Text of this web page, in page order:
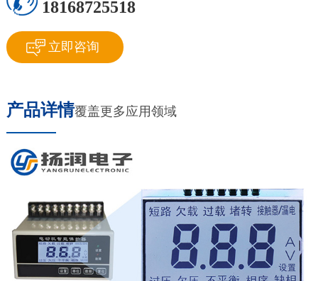
18168725518
立即咨询
产品详情覆盖更多应用领域